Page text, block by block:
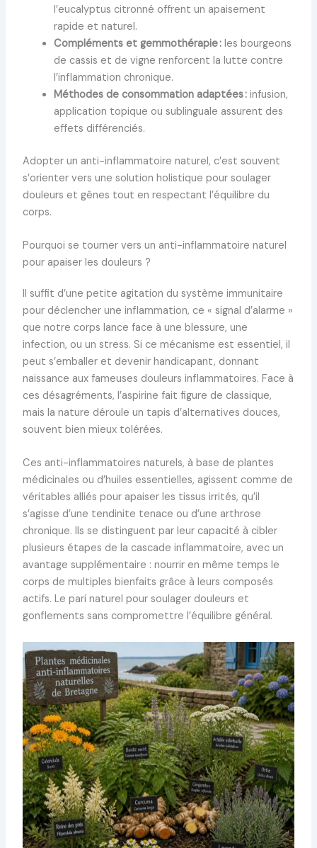
l’eucalyptus citronné offrent un apaisement
rapide et naturel.
Compléments et gemmothérapie :les bourgeons
de cassis et de vigne renforcent la lutte contre
l’inflammation chronique.
Méthodes de consommation adaptées :infusion,
application topique ou sublinguale assurent des
effets différenciés.
Adopter un anti-inflammatoire naturel, c’est souvent
s’orienter vers une solution holistique pour soulager
douleurs et gênes tout en respectant l’équilibre du
corps.
Pourquoi se tourner vers un anti-inflammatoire naturel
pour apaiser les douleurs ?
Il suffit d’une petite agitation du système immunitaire
pour déclencher une inflammation, ce « signal d’alarme »
que notre corps lance face à une blessure, une
infection, ou un stress. Si ce mécanisme est essentiel, il
peut s’emballer et devenir handicapant, donnant
naissance aux fameuses douleurs inflammatoires. Face à
ces désagréments, l’aspirine fait figure de classique,
mais la nature déroule un tapis d’alternatives douces,
souvent bien mieux tolérées.
Ces anti-inflammatoires naturels, à base de plantes
médicinales ou d’huiles essentielles, agissent comme de
véritables alliés pour apaiser les tissus irrités, qu’il
s’agisse d’une tendinite tenace ou d’une arthrose
chronique. Ils se distinguent par leur capacité à cibler
plusieurs étapes de la cascade inflammatoire, avec un
avantage supplémentaire : nourrir en même temps le
corps de multiples bienfaits grâce à leurs composés
actifs. Le pari naturel pour soulager douleurs et
gonflements sans compromettre l’équilibre général.